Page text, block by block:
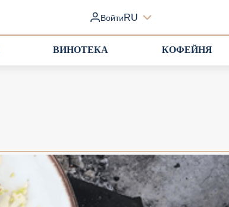
ВойтиRU
ВИНОТЕКА КОФЕЙНЯ